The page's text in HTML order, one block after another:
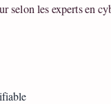
selon les experts en